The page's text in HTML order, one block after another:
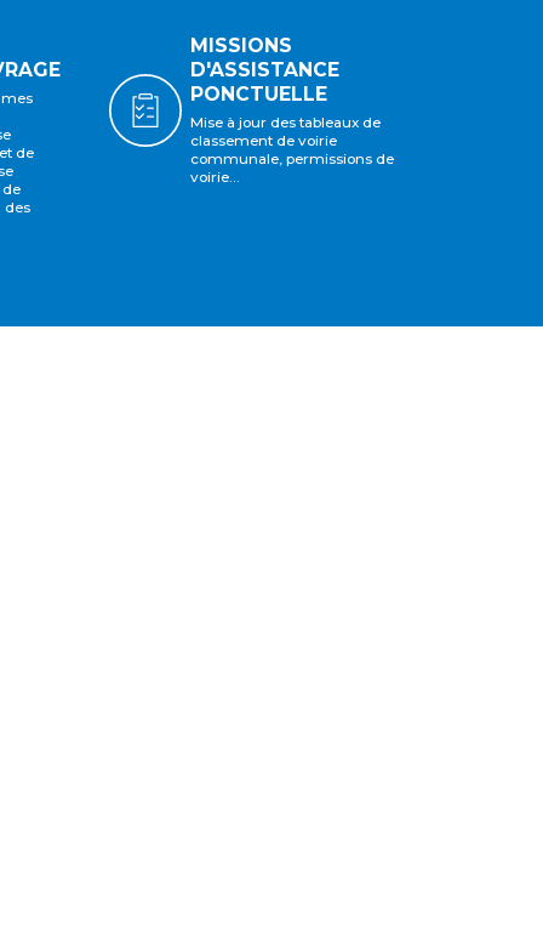
de
de
des
MISSIONS
D'ASSISTANCE
PONCTUELLE
Mise à jour des tableaux de
classement de voirie
communale, permissions de
voirie...